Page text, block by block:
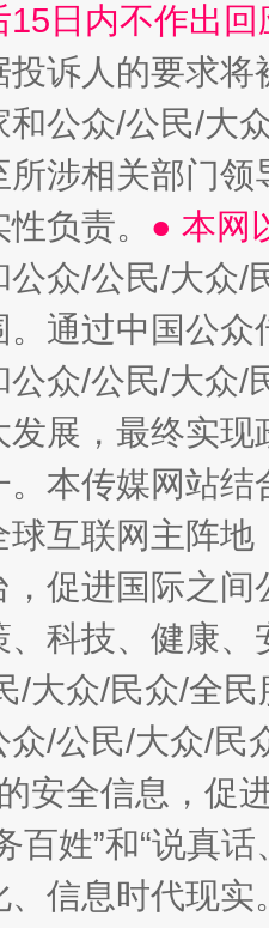
日内不作出
投诉人的要求将
公众/公民/大
所涉相关部门
负责。 ● 本网
公众/公民/大众
。通过中国公
公众/公民/大众
发展，最终实
。本传媒网站
互联网主阵
，促进国际之
科技、健康
/大众/民众/全
众/公民/大众/民
安全信息，促
百姓”和“说真
、信息时代现实